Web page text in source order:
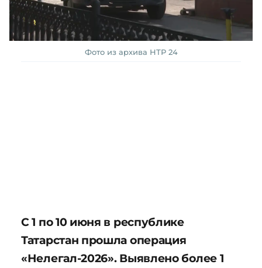
Фото из архива НТР 24
С 1 по 10 июня в республике
Татарстан прошла операция
«Нелегал-2026». Выявлено более 1